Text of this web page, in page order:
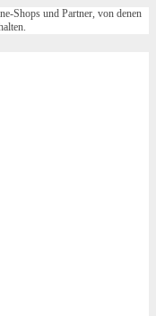
Shops und Partner, von denen